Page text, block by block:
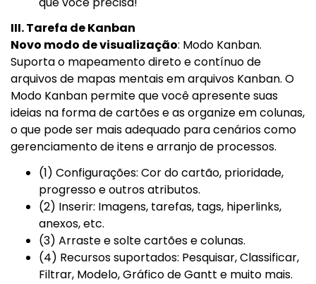
III. Tarefa de Kanban
Novo modo de visualização: Modo Kanban.
Suporta o mapeamento direto e contínuo de
arquivos de mapas mentais em arquivos Kanban. O
Modo Kanban permite que você apresente suas
ideias na forma de cartões e as organize em colunas,
o que pode ser mais adequado para cenários como
gerenciamento de itens e arranjo de processos.
(1) Configurações: Cor do cartão, prioridade,
progresso e outros atributos.
(2) Inserir: Imagens, tarefas, tags, hiperlinks,
anexos, etc.
(3) Arraste e solte cartões e colunas.
(4) Recursos suportados: Pesquisar, Classificar,
Filtrar, Modelo, Gráfico de Gantt e muito mais.